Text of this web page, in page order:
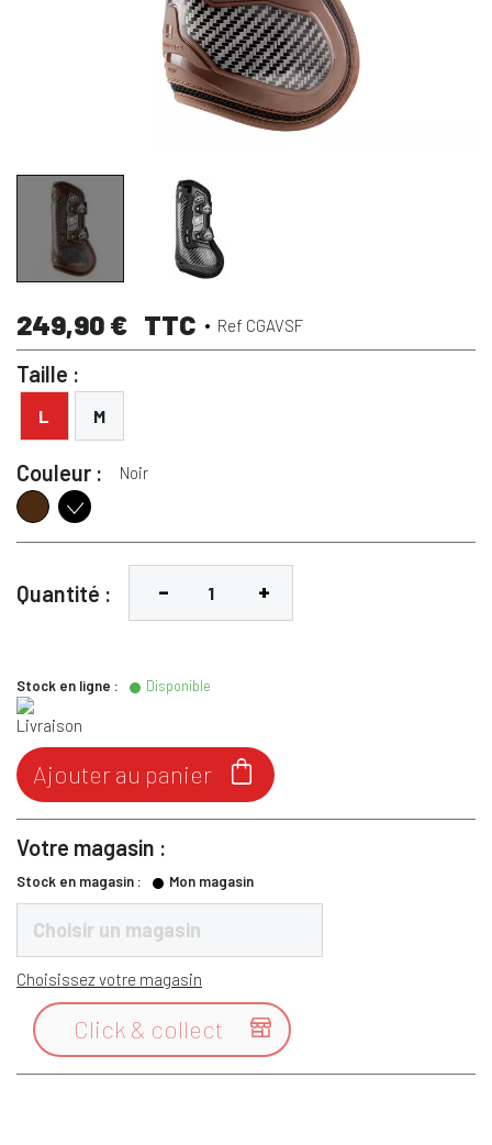
249,90 € TTC Ref CGAVSF
Taille :
L M
Couleur : Noir
MarronNoir
Quantité :
Stock en ligne : Disponible

Ajouter au panier
Votre magasin :
Stock en magasin : Mon magasin
Choisir un magasin
Choisissez votre magasin

Click & collect